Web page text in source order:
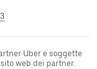
Uber e soggette
web dei partner.